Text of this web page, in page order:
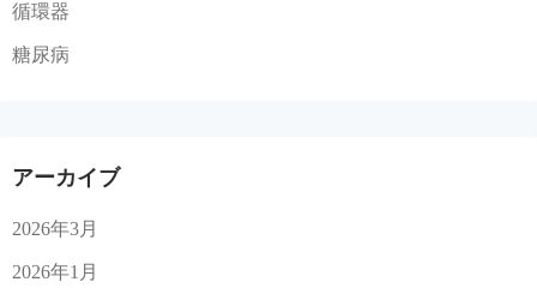
循環器
糖尿病
アーカイブ
2026年3月
2026年1月